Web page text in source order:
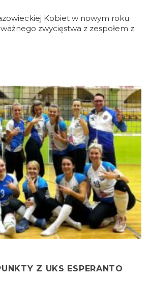
Kobiet w nowym roku
zwycięstwa z zespołem z
Z UKS ESPERANTO